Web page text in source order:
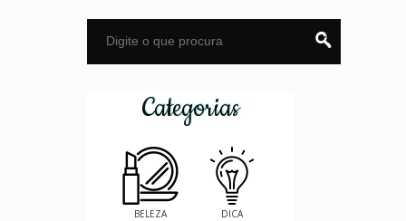
Categorias
BELEZA DICA